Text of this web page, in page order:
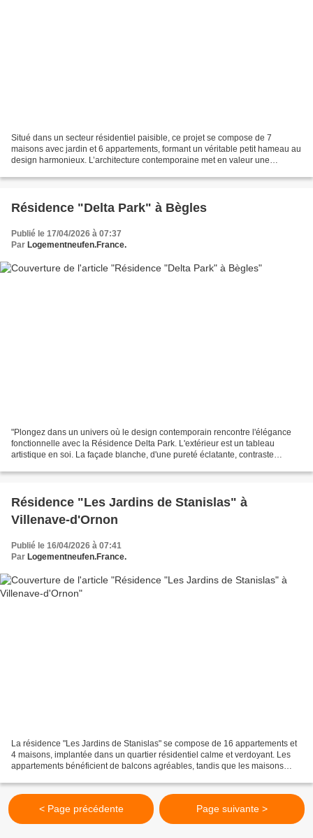
Situé dans un secteur résidentiel paisible, ce projet se compose de 7
maisons avec jardin et 6 appartements, formant un véritable petit hameau au
design harmonieux. L’architecture contemporaine met en valeur une
Résidence "Delta Park" à Bègles
Publié le 17/04/2026 à 07:37
Par Logementneufen.France.
"Plongez dans un univers où le design contemporain rencontre l'élégance
fonctionnelle avec la Résidence Delta Park. L'extérieur est un tableau
artistique en soi. La façade blanche, d'une pureté éclatante, contraste
Résidence "Les Jardins de Stanislas" à
Villenave-d'Ornon
Publié le 16/04/2026 à 07:41
Par Logementneufen.France.
La résidence "Les Jardins de Stanislas" se compose de 16 appartements et
4 maisons, implantée dans un quartier résidentiel calme et verdoyant. Les
appartements bénéficient de balcons agréables, tandis que les maisons
< Page précédente Page suivante >